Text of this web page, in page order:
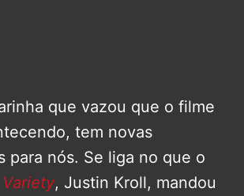
que vazou que o filme
tem novas
para nós. Se liga no que o
Variety, Justin Kroll, mandou